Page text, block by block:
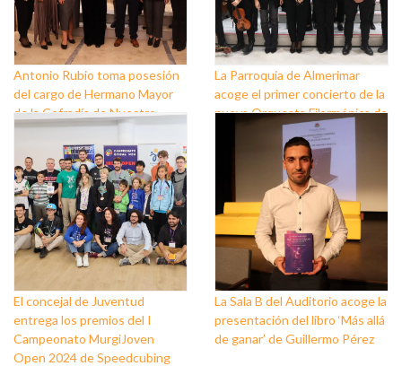
Antonio Rubio toma posesión
del cargo de Hermano Mayor
de la Cofradía de Nuestro
Padre Jesús Nazareno y
Nuestra Señora de los Dolores
de Balerma
La Parroquia de Almerimar
acoge el primer concierto de la
nueva Orquesta Filarmónica de
El concejal de Juventud
entrega los premios del I
Campeonato MurgiJoven
Open 2024 de Speedcubing
La Sala B del Auditorio acoge la
presentación del libro ‘Más allá
de ganar’ de Guillermo Pérez